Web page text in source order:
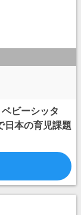
ビーシッタ
日本の育児課題